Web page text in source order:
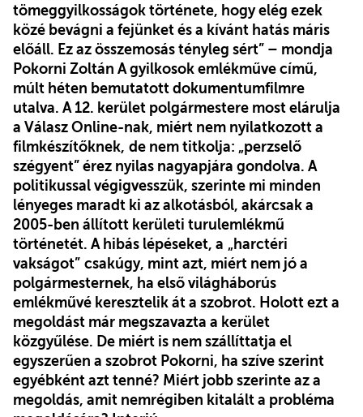
tömeggyilkosságok története, hogy elég ezek
közé bevágni a fejünket és a kívánt hatás máris
előáll. Ez az összemosás tényleg sért” – mondja
Pokorni Zoltán A gyilkosok emlékműve című,
múlt héten bemutatott dokumentumfilmre
utalva. A 12. kerület polgármestere most elárulja
a Válasz Online-nak, miért nem nyilatkozott a
filmkészítőknek, de nem titkolja: „perzselő
szégyent” érez nyilas nagyapjára gondolva. A
politikussal végigvesszük, szerinte mi minden
lényeges maradt ki az alkotásból, akárcsak a
2005-ben állított kerületi turulemlékmű
történetét. A hibás lépéseket, a „harctéri
vakságot” csakúgy, mint azt, miért nem jó a
polgármesternek, ha első világháborús
emlékművé keresztelik át a szobrot. Holott ezt a
megoldást már megszavazta a kerület
közgyűlése. De miért is nem szállíttatja el
egyszerűen a szobrot Pokorni, ha szíve szerint
egyébként azt tenné? Miért jobb szerinte az a
megoldás, amit nemrégiben kitalált a probléma